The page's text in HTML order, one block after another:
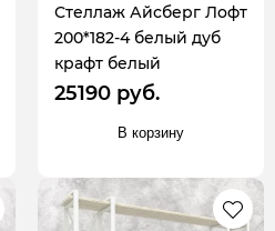
Стеллаж Айсберг Лофт
200*182-4 белый дуб
крафт белый
25190 руб.
В корзину